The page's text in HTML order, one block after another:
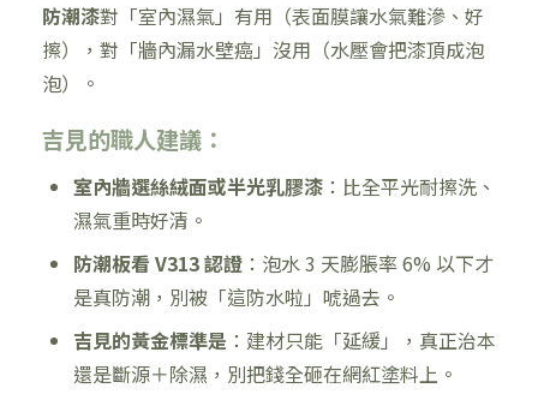
防潮漆對「室內濕氣」有用（表面膜讓水氣難滲、好
擦），對「牆內漏水壁癌」沒用（水壓會把漆頂成泡
泡）。
吉見的職人建議：
室內牆選絲絨面或半光乳膠漆：比全平光耐擦洗、
濕氣重時好清。
防潮板看 V313 認證：泡水 3 天膨脹率 6% 以下才
是真防潮，別被「這防水啦」唬過去。
吉見的黃金標準是：建材只能「延緩」，真正治本
還是斷源＋除濕，別把錢全砸在網紅塗料上。